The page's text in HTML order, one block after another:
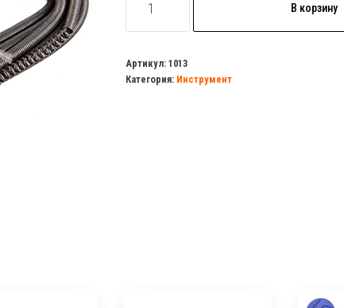
товара
канатный
ф6мм
В корзину
Артикул: 1013
Категория: Инструмент